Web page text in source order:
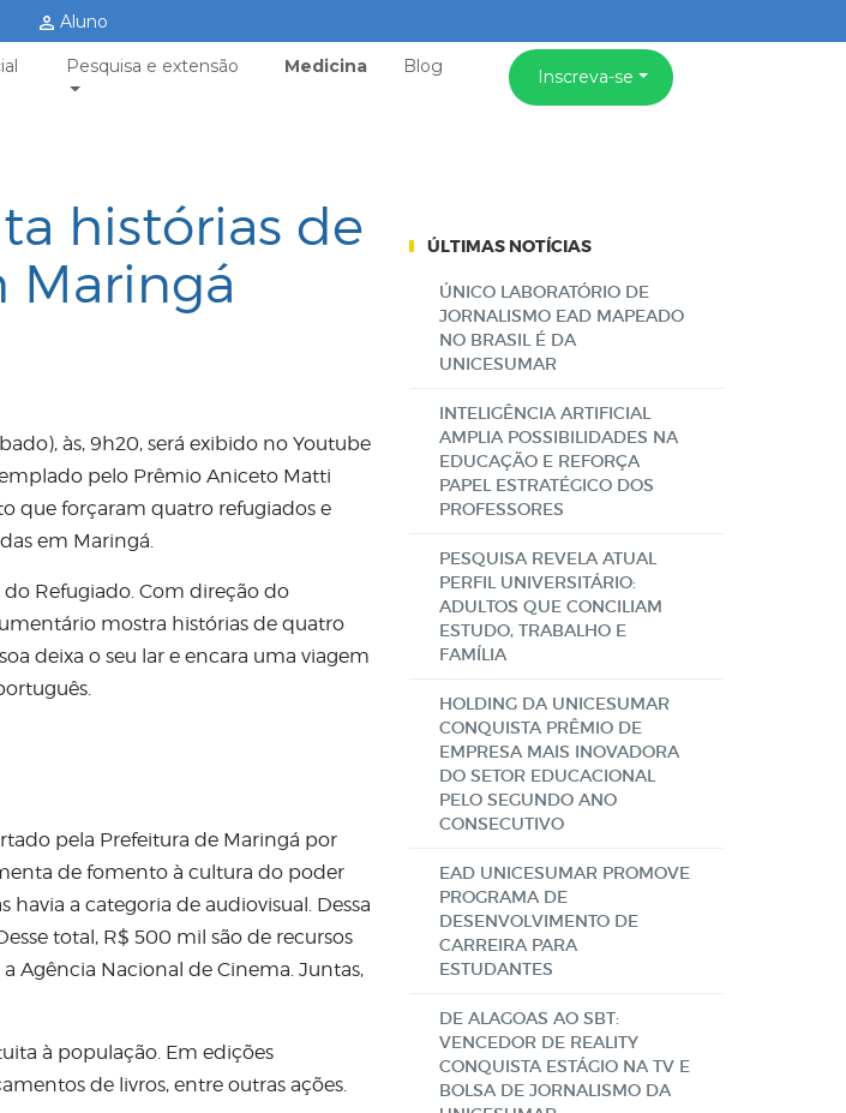
Aluno
Pesquisa e extensão Medicina Blog Inscreva-se
histórias de
Maringá
às, 9h20, será exibido no Youtube
pelo Prêmio Aniceto Matti
que forçaram quatro refugiados e
em Maringá.
Refugiado. Com direção do
mostra histórias de quatro
deixa o seu lar e encara uma viagem
pela Prefeitura de Maringá por
de fomento à cultura do poder
a categoria de audiovisual. Dessa
total, R$ 500 mil são de recursos
Agência Nacional de Cinema. Juntas,
à população. Em edições
de livros, entre outras ações.
ÚLTIMAS NOTÍCIAS
ÚNICO LABORATÓRIO DE
JORNALISMO EAD MAPEADO
NO BRASIL É DA
UNICESUMAR
INTELIGÊNCIA ARTIFICIAL
AMPLIA POSSIBILIDADES NA
EDUCAÇÃO E REFORÇA
PAPEL ESTRATÉGICO DOS
PROFESSORES
PESQUISA REVELA ATUAL
PERFIL UNIVERSITÁRIO:
ADULTOS QUE CONCILIAM
ESTUDO, TRABALHO E
FAMÍLIA
HOLDING DA UNICESUMAR
CONQUISTA PRÊMIO DE
EMPRESA MAIS INOVADORA
DO SETOR EDUCACIONAL
PELO SEGUNDO ANO
CONSECUTIVO
EAD UNICESUMAR PROMOVE
PROGRAMA DE
DESENVOLVIMENTO DE
CARREIRA PARA
ESTUDANTES
DE ALAGOAS AO SBT:
VENCEDOR DE REALITY
CONQUISTA ESTÁGIO NA TV E
BOLSA DE JORNALISMO DA